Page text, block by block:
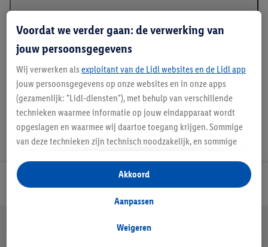
Details over productveiligheid
Veilig winkelen
Voordat we verder gaan: de verwerking van
jouw persoonsgegevens
Wij verwerken als exploitant van de Lidl websites en de Lidl app
jouw persoonsgegevens op onze websites en in onze apps
(gezamenlijk: "Lidl-diensten"), met behulp van verschillende
technieken waarmee informatie op jouw eindapparaat wordt
opgeslagen en waarmee wij daartoe toegang krijgen. Sommige
van deze technieken zijn technisch noodzakelijk, en sommige
opslaan van voorkeursinstellingen, het verzamelen en
analyseren van statistieken of voor het tonen van
gepersonaliseerde reclame binnen en buiten de Lidl-diensten.
gegevens over jouw aankoopgedrag in de winkel ook voor de
Weigeren
Aanpassen
Akkoord